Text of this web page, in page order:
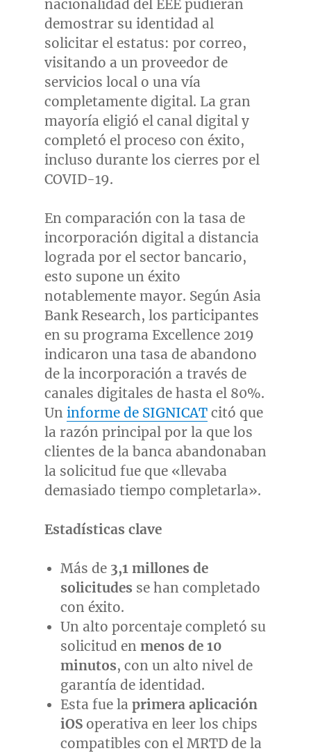
nacionalidad del EEE pudieran
demostrar su identidad al
solicitar el estatus: por correo,
visitando a un proveedor de
servicios local o una vía
completamente digital. La gran
mayoría eligió el canal digital y
completó el proceso con éxito,
incluso durante los cierres por el
COVID-19.
En comparación con la tasa de
incorporación digital a distancia
lograda por el sector bancario,
esto supone un éxito
notablemente mayor. Según Asia
Bank Research, los participantes
en su programa Excellence 2019
indicaron una tasa de abandono
de la incorporación a través de
canales digitales de hasta el 80%.
Un informe de SIGNICATcitó que
la razón principal por la que los
clientes de la banca abandonaban
la solicitud fue que «llevaba
demasiado tiempo completarla».
Estadísticas clave
Más de 3,1 millones de
solicitudes se han completado
con éxito.
Un alto porcentaje completó su
solicitud enmenos de 10
minutos, con un alto nivel de
garantía de identidad.
Esta fue laprimera aplicación
iOS operativa en leer los chips
compatibles con el MRTD de la